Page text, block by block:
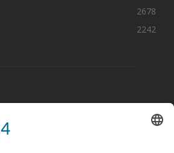
2678
2242